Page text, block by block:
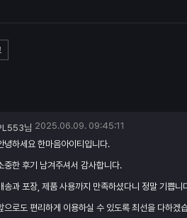
님 2025.06.09. 09:45:11
녕하세요 한마음아이티입니다.
중한 후기 남겨주셔서 감사합니다.
송과 포장, 제품 사용까지 만족하셨다니 정말 기쁩니
으로도 편리하게 이용하실 수 있도록 최선을 다하겠